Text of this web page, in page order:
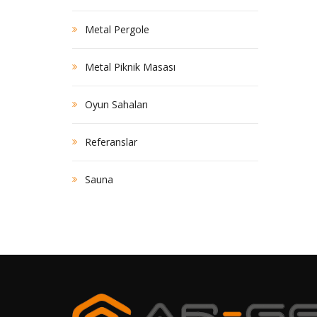
Metal Pergole
Metal Piknik Masası
Oyun Sahaları
Referanslar
Sauna